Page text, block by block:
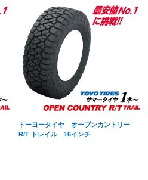
トーヨータイヤ オープンカントリー
R/T トレイル 16インチ